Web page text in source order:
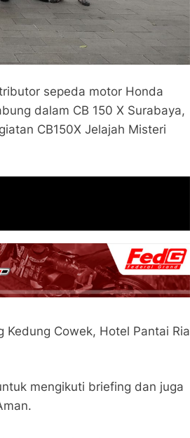
sepeda motor Honda
dalam CB 150 X Surabaya,
CB150X Jelajah Misteri
Cowek, Hotel Pantai Ria
mengikuti briefing dan juga